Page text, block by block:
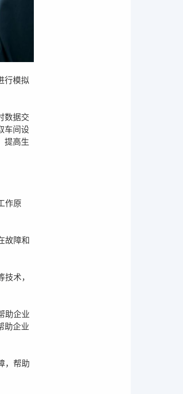
行模拟
数据交
车间设
提高生
作原
故障和
术，
助企业
助企业
，帮助